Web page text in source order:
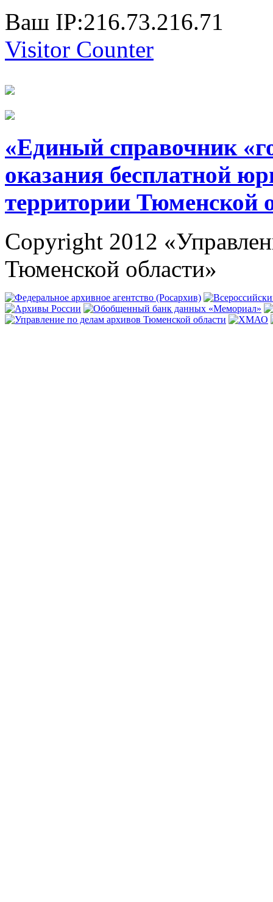
Ваш IP:216.73.216.71
Visitor Counter
«Единый справочник
оказания бесплатной
территории Тюменской
Copyright 2012
Тюменской области»